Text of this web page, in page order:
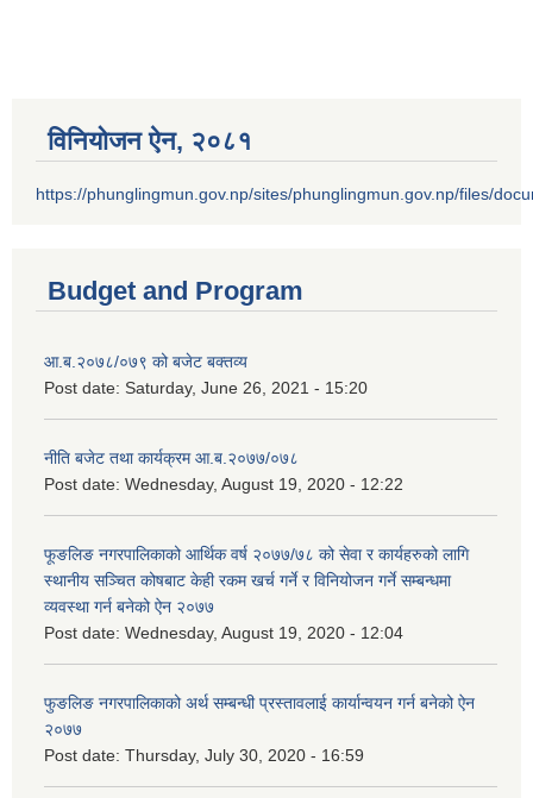
विनियोजन ऐन‚ २०८१
https://phunglingmun.gov.np/sites/phunglingmun.gov.np/files/
Budget and Program
आ.ब.२०७८/०७९ को बजेट बक्तव्य
Post date: Saturday, June 26, 2021 - 15:20
नीति बजेट तथा कार्यक्रम आ.ब.२०७७/०७८
Post date: Wednesday, August 19, 2020 - 12:22
फूङलिङ नगरपालिकाको आर्थिक वर्ष २०७७/७८ को सेवा र कार्यहरुको लागि
स्थानीय सञ्चित कोषबाट केही रकम खर्च गर्ने र विनियोजन गर्ने सम्बन्धमा
व्यवस्था गर्न बनेको ऐन २०७७
Post date: Wednesday, August 19, 2020 - 12:04
फुङलिङ नगरपालिकाको अर्थ सम्बन्धी प्रस्तावलाई कार्यान्वयन गर्न बनेको ऐन
२०७७
Post date: Thursday, July 30, 2020 - 16:59